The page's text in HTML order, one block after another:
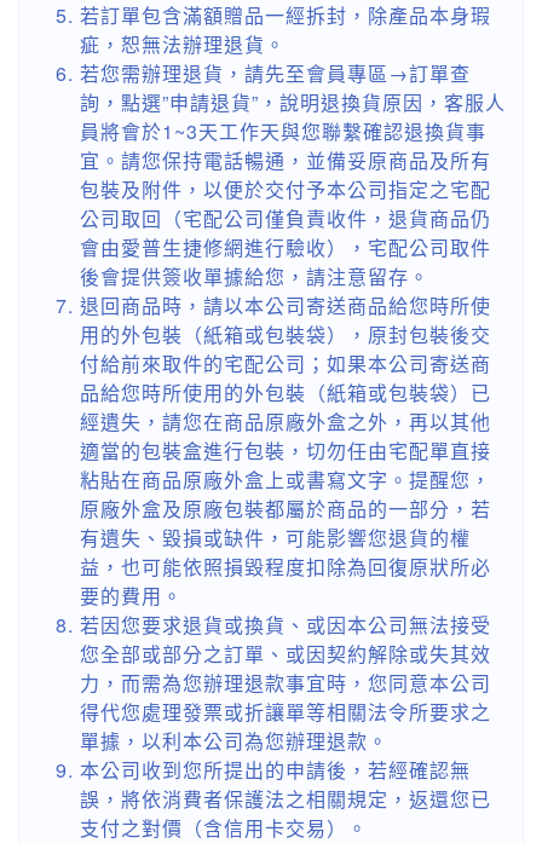
若訂單包含滿額贈品一經拆封，除產品本身瑕
疵，恕無法辦理退貨。
若您需辦理退貨，請先至會員專區→訂單查
詢，點選”申請退貨”，說明退換貨原因，客服人
員將會於1~3天工作天與您聯繫確認退換貨事
宜。請您保持電話暢通，並備妥原商品及所有
包裝及附件，以便於交付予本公司指定之宅配
公司取回（宅配公司僅負責收件，退貨商品仍
會由愛普生捷修網進行驗收），宅配公司取件
後會提供簽收單據給您，請注意留存。
退回商品時，請以本公司寄送商品給您時所使
用的外包裝（紙箱或包裝袋），原封包裝後交
付給前來取件的宅配公司；如果本公司寄送商
品給您時所使用的外包裝（紙箱或包裝袋）已
經遺失，請您在商品原廠外盒之外，再以其他
適當的包裝盒進行包裝，切勿任由宅配單直接
粘貼在商品原廠外盒上或書寫文字。提醒您，
原廠外盒及原廠包裝都屬於商品的一部分，若
有遺失、毀損或缺件，可能影響您退貨的權
益，也可能依照損毀程度扣除為回復原狀所必
要的費用。
若因您要求退貨或換貨、或因本公司無法接受
您全部或部分之訂單、或因契約解除或失其效
力，而需為您辦理退款事宜時，您同意本公司
得代您處理發票或折讓單等相關法令所要求之
單據，以利本公司為您辦理退款。
本公司收到您所提出的申請後，若經確認無
誤，將依消費者保護法之相關規定，返還您已
支付之對價（含信用卡交易）。